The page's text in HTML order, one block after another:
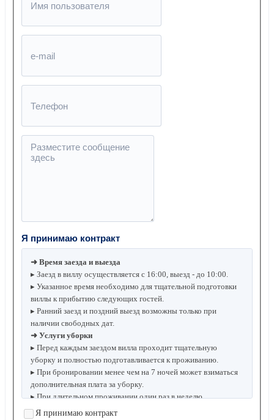
Я принимаю контракт
➜ Время заезда и выезда
▸ Заезд в виллу осуществляется с 16:00, выезд - до 10:00.
▸ Указанное время необходимо для тщательной подготовки
виллы к прибытию следующих гостей.
▸ Ранний заезд и поздний выезд возможны только при
наличии свободных дат.
➜ Услуги уборки
▸ Перед каждым заездом вилла проходит тщательную
уборку и полностью подготавливается к проживанию.
▸ При бронировании менее чем на 7 ночей может взиматься
дополнительная плата за уборку.
▸ При длительном проживании один раз в неделю
предоставляется бесплатная генеральная уборка.
Я принимаю контракт